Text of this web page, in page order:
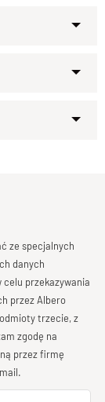
boczne
doskonale
jak i
(sheesham)
i ciepłą,
– to
przestrzeń
ze specjalnych
danych
przekazywania
przez Albero
trzecie, z
zgodę na
przez firmę